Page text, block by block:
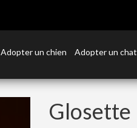
Adopter un chien Adopter un chat
Glosette